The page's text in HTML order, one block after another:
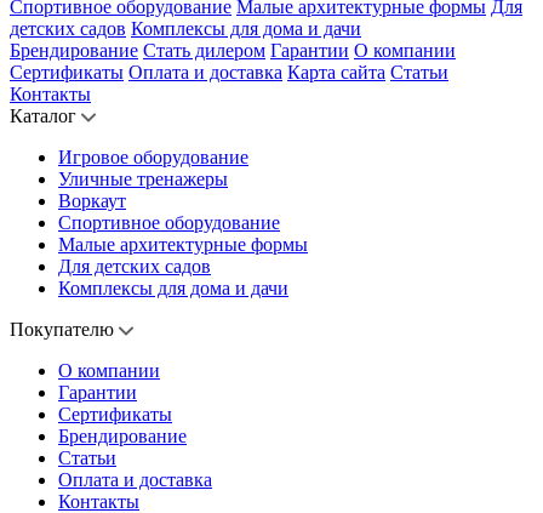
Спортивное оборудование Малые архитектурные формы Для
детских садов Комплексы для дома и дачи
Брендирование Стать дилером Гарантии О компании
Сертификаты Оплата и доставка Карта сайта Статьи
Контакты
Каталог
Игровое оборудование
Уличные тренажеры
Воркаут
Спортивное оборудование
Малые архитектурные формы
Для детских садов
Комплексы для дома и дачи
Покупателю
О компании
Гарантии
Сертификаты
Брендирование
Статьи
Оплата и доставка
Контакты